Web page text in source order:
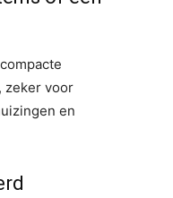
zeker voor
en